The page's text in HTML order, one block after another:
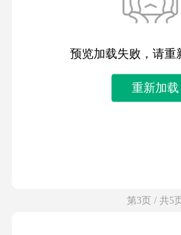
预览加载失败，请重
重新加载
第3页 / 共5